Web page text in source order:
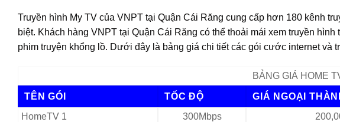
Truyền hình My TV của VNPT tại Quận Cái Răng cung cấp hơn 180 kênh
biệt. Khách hàng VNPT tại Quận Cái Răng có thể thoải mái xem truyền
phim truyện khổng lồ. Dưới đây là bảng giá chi tiết các gói cước internet và
BẢNG GIÁ HOME
TÊN GÓI TỐC ĐỘ GIÁ NGOẠI
HomeTV 1
300Mbps